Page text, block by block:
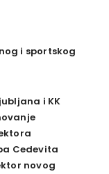
i sportskog
i KK
Cedevita
novog